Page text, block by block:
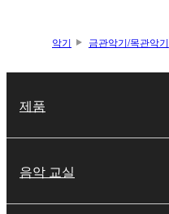
악기 금관악기/목관악기
제품
음악 교실